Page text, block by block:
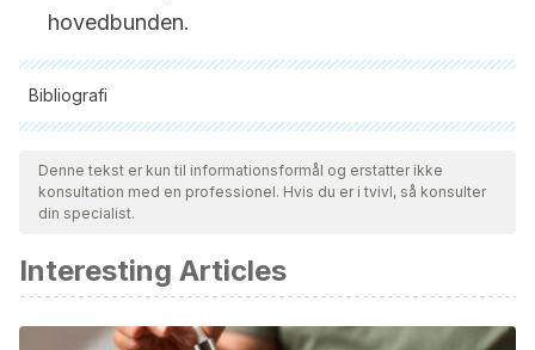
hovedbunden.
Bibliografi
Alle citerede kilder blev grundigt gennemgået af vores team
for at sikre deres kvalitet, pålidelighed, aktualitet og validitet.
Bibliografien i denne artikel blev betragtet som pålidelig og af
Harfmann, K. L., & Bechtel, M. A. (2015). Hair loss in women.
Clinical Obstetrics and Gynecology.
https://doi.org/10.1097/GRF.0000000000000081
Denne tekst er kun til informationsformål og erstatter ikke
konsultation med en professionel. Hvis du er i tvivl, så konsulter
din specialist.
Interesting Articles